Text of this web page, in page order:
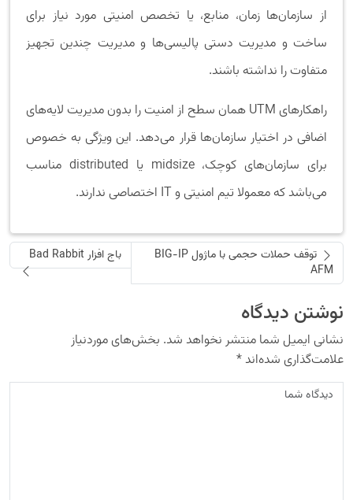
از سازمان‌ها زمان، منابع، یا تخصص امنیتی مورد نیاز برای
ساخت و مدیریت دستی پالیسی‌ها و مدیریت چندین تجهیز
متفاوت را نداشته باشند.
راهکارهای UTM همان سطح از امنیت را بدون مدیریت لایه‌های
اضافی در اختیار سازمان‌ها قرار می‌دهد. این ویژگی به خصوص
برای سازمان‌های کوچک، midsize یا distributed مناسب
می‌باشد که معمولا تیم امنیتی و IT اختصاصی ندارند.
توقف حملات حجمی با ماژول BIG-IP
AFM
باج افزار Bad Rabbit
نوشتن دیدگاه
نشانی ایمیل شما منتشر نخواهد شد. بخش‌های موردنیاز
علامت‌گذاری شده‌اند*